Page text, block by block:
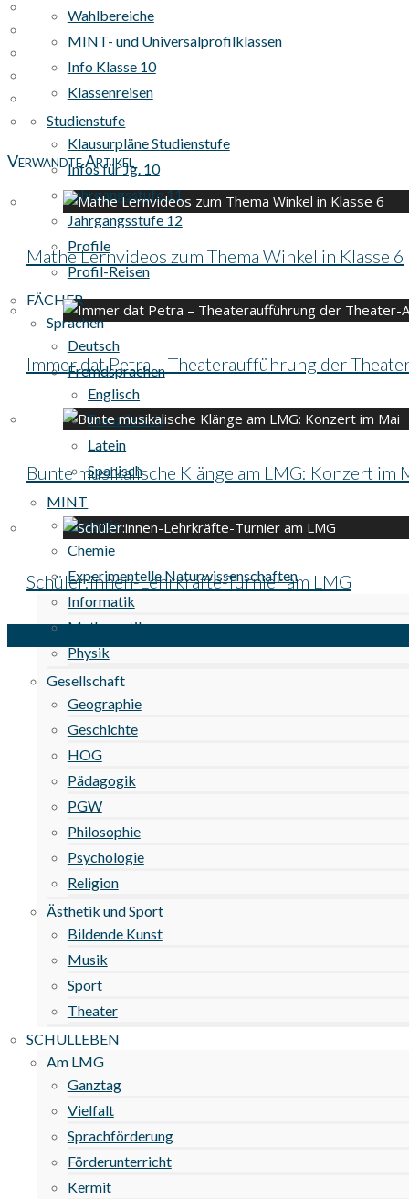
Wahlbereiche
MINT- und Universalprofilklassen
Info Klasse 10
Klassenreisen
Studienstufe
Klausurpläne Studienstufe
Infos für Jg. 10
Jahrgangsstufe 11
Jahrgangsstufe 12
Profile
Profil-Reisen
FÄCHER
Sprachen
Deutsch
Fremdsprachen
Englisch
Französisch
Latein
Spanisch
MINT
Biologie
Chemie
Experimentelle Naturwissenschaften
Informatik
Mathematik
Physik
Gesellschaft
Geographie
Geschichte
HOG
Pädagogik
PGW
Philosophie
Psychologie
Religion
Ästhetik und Sport
Bildende Kunst
Musik
Sport
Theater
SCHULLEBEN
Am LMG
Ganztag
Vielfalt
Sprachförderung
Förderunterricht
Kermit
Verwandte Artikel
Mathe Lernvideos zum Thema Winkel in Klasse 6
Immer dat Petra – Theateraufführung der
Bunte musikalische Klänge am LMG: Konzert im
Schüler:innen-Lehrkräfte-Turnier am LMG